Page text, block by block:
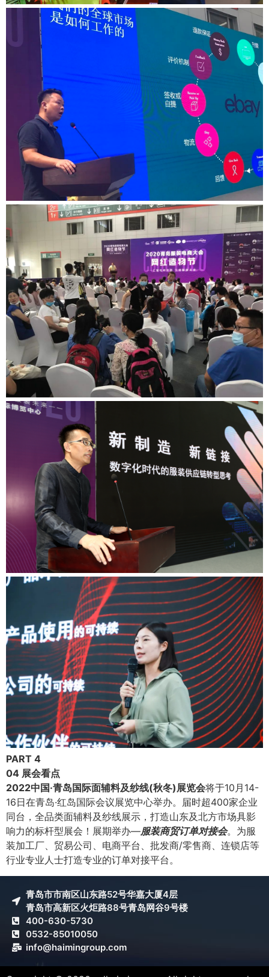
PART 4
04 展会看点
2022中国·青岛国际面辅料及纱线(秋冬)展览会将于10月14-
16日在青岛·红岛国际会议展览中心举办。届时超400家企业
同台，全品类面辅料及纱线展示，打造山东及北方市场具影
响力的标杆型展会！展期举办—服装商贸订单对接会。为服
装加工厂、贸易公司、电商平台、批发商/零售商、连锁店等
行业专业人士打造专业的订单对接平台。
青岛市市南区山东路52号华嘉大厦4层
青岛市高新区火炬路88号青岛网谷9号楼
400-630-5730
0532-85010050
info@haimingroup.com